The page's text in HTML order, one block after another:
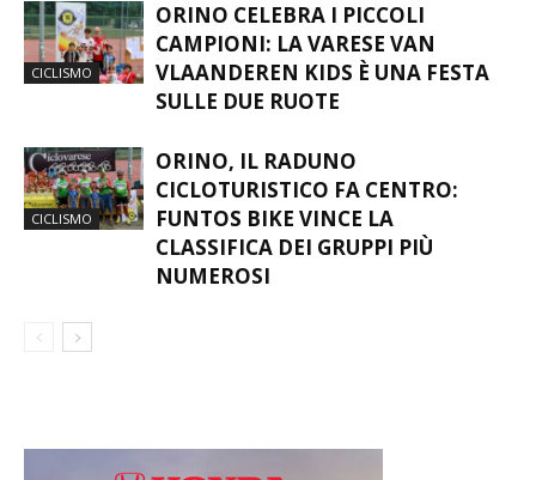
CICLISMO
ORINO CELEBRA I PICCOLI
CAMPIONI: LA VARESE VAN
VLAANDEREN KIDS È UNA FESTA
SULLE DUE RUOTE
CICLISMO
ORINO, IL RADUNO
CICLOTURISTICO FA CENTRO:
FUNTOS BIKE VINCE LA
CLASSIFICA DEI GRUPPI PIÙ
NUMEROSI